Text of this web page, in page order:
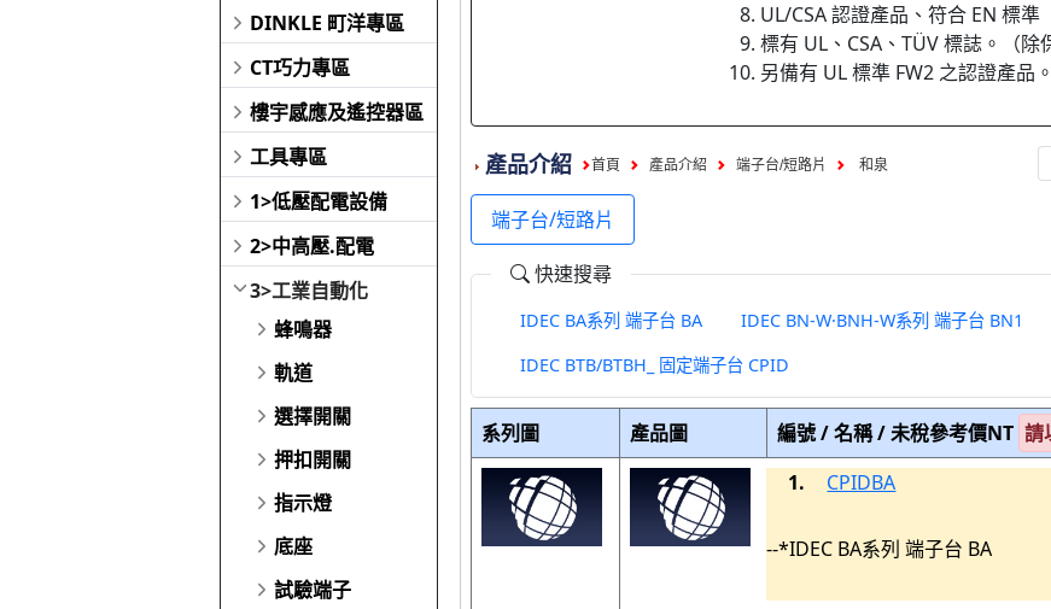
DINKLE 町洋專區
CT巧力專區
樓宇感應及遙控器區
工具專區
1>低壓配電設備
2>中高壓.配電
3>工業自動化
蜂鳴器
軌道
選擇開關
押扣開關
指示燈
底座
試驗端子
UL/CSA 認證產品、符合 EN 標準
標有 UL、CSA、TÜV 標誌。（除
另備有 UL 標準 FW2 之認證產品。
產品介紹 首頁 產品介紹 端子台/短路片 和泉
端子台/短路片
快速搜尋
IDEC BA系列 端子台 BA IDEC BN-W·BNH-W系列 端子台 BN1
IDEC BTB/BTBH_ 固定端子台 CPID
系列圖 產品圖 編號 / 名稱 / 未稅參考價NT 請
1.
CPIDBA
--*IDEC BA系列 端子台 BA